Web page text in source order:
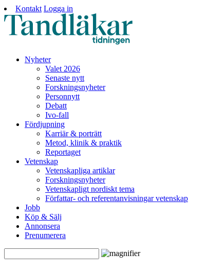
Kontakt Logga in
Nyheter
Valet 2026
Senaste nytt
Forskningsnyheter
Personnytt
Debatt
Ivo-fall
Fördjupning
Karriär & porträtt
Metod, klinik & praktik
Reportaget
Vetenskap
Vetenskapliga artiklar
Forskningsnyheter
Vetenskapligt nordiskt tema
Författar- och referentanvisningar vetenskap
Jobb
Köp & Sälj
Annonsera
Prenumerera